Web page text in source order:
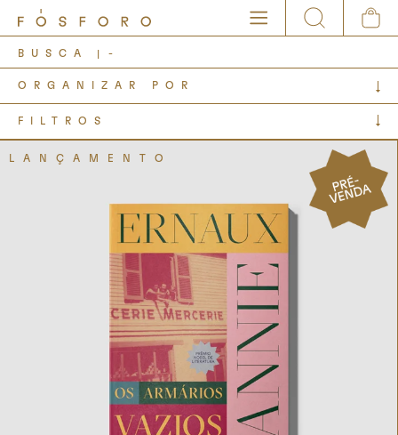
BUSCA -
FILTROS